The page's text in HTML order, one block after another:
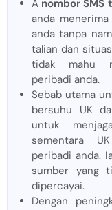
A nombor SMS
anda
anda tanpa
talian dan
tidak mahu
peribadi anda.
Sebab utama
bersuhu UK
untuk
sementara
peribadi anda.
sumber yang
dipercayai.
Dengan